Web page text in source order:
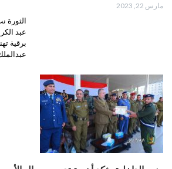
مارس 22, 2023
الثورة
عبد
برقية